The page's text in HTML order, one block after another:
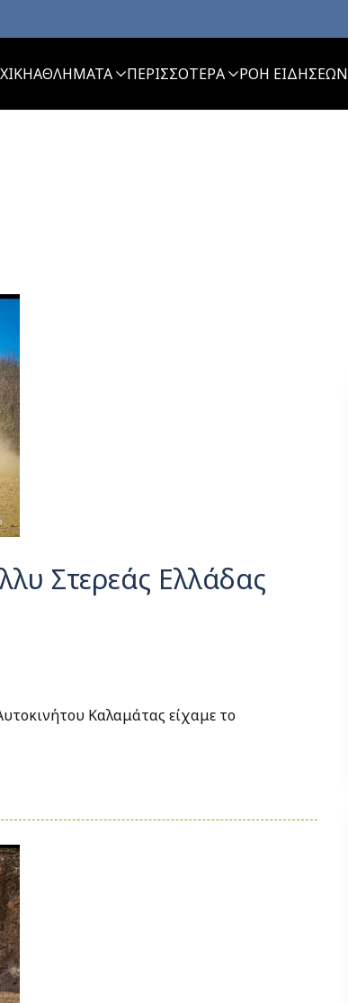
ΑΘΛΗΜΑΤΑ ΠΕΡΙΣΣΟΤΕΡΑ ΡΟΗ ΕΙΔΗΣΕΩΝ
Στερεάς Ελλάδας
Καλαμάτας είχαμε το